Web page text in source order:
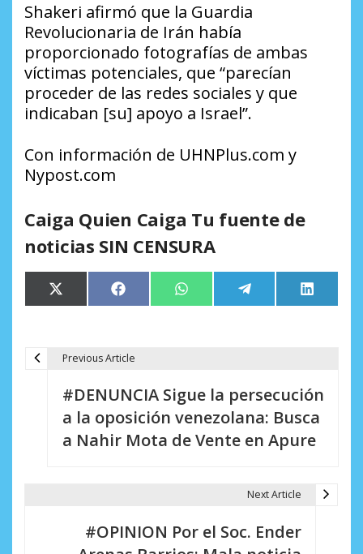
Shakeri afirmó que la Guardia
Revolucionaria de Irán había
proporcionado fotografías de ambas
víctimas potenciales, que “parecían
proceder de las redes sociales y que
indicaban [su] apoyo a Israel”.
Con información de UHNPlus.com y
Nypost.com
Caiga Quien Caiga Tu fuente de
noticias SIN CENSURA
Compartir
en
X
(Twitter)
Compartir
en
Facebook Compartir
en
WhatsApp Compartir
en
Telegram
en
LinkedIn
Previous Article
#DENUNCIA Sigue la persecución
a la oposición venezolana: Busca
a Nahir Mota de Vente en Apure
Next Article
#OPINION Por el Soc. Ender